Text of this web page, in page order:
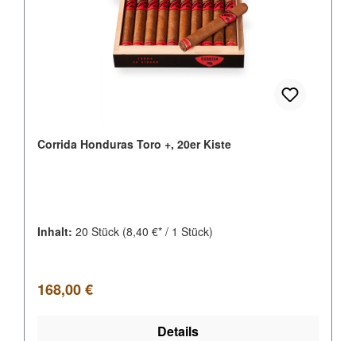
Corrida Honduras Toro +, 20er Kiste
Inhalt: 20 Stück (8,40 €* / 1 Stück)
Regulärer Preis:
168,00 €
Details